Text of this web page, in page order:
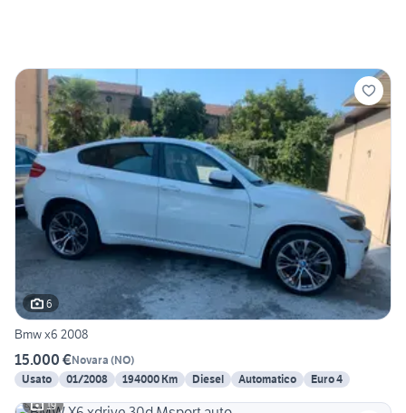
6
Bmw x6 2008
15.000 €Novara (NO)
Usato
01/2008 194000 Km Diesel Automatico
Euro 4
19